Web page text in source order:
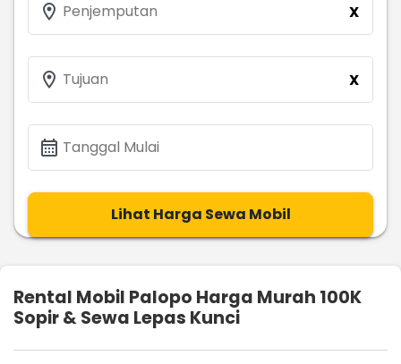
location_on Penjemputan X
location_on Tujuan X
calendar_month Tanggal Mulai
Lihat Harga Sewa Mobil
Rental Mobil Palopo Harga Murah 100K
Sopir & Sewa Lepas Kunci